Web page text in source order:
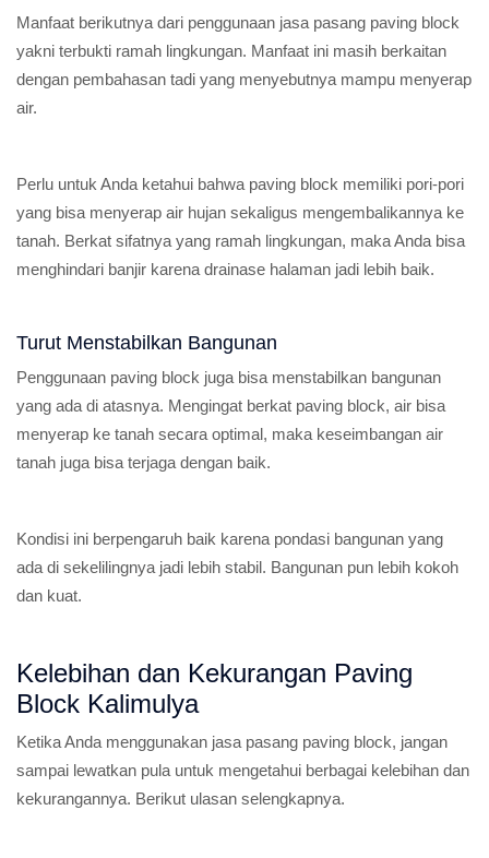
Manfaat berikutnya dari penggunaan jasa pasang paving block
yakni terbukti ramah lingkungan. Manfaat ini masih berkaitan
dengan pembahasan tadi yang menyebutnya mampu menyerap
air.
Perlu untuk Anda ketahui bahwa paving block memiliki pori-pori
yang bisa menyerap air hujan sekaligus mengembalikannya ke
tanah. Berkat sifatnya yang ramah lingkungan, maka Anda bisa
menghindari banjir karena drainase halaman jadi lebih baik.
Turut Menstabilkan Bangunan
Penggunaan paving block juga bisa menstabilkan bangunan
yang ada di atasnya. Mengingat berkat paving block, air bisa
menyerap ke tanah secara optimal, maka keseimbangan air
tanah juga bisa terjaga dengan baik.
Kondisi ini berpengaruh baik karena pondasi bangunan yang
ada di sekelilingnya jadi lebih stabil. Bangunan pun lebih kokoh
dan kuat.
Kelebihan dan Kekurangan Paving
Block Kalimulya
Ketika Anda menggunakan jasa pasang paving block, jangan
sampai lewatkan pula untuk mengetahui berbagai kelebihan dan
kekurangannya. Berikut ulasan selengkapnya.